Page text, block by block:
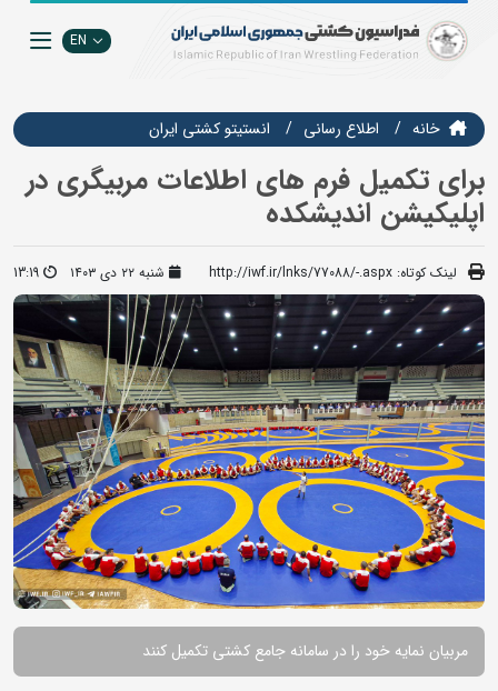
EN
خانه اطلاع رسانی انستيتو كشتي ايران
برای تکمیل فرم های اطلاعات مربیگری در
اپلیکیشن اندیشکده
لینک کوتاه: http://iwf.ir/lnks/77088/-.aspx شنبه ۲۲ دی ۱۴۰۳ 13:19
مربیان نمایه خود را در سامانه جامع کشتی تکمیل کنند